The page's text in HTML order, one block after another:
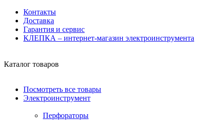
Контакты
Доставка
Гарантия и сервис
КЛЕПКА – интернет-магазин электроинструмента
Каталог товаров
Посмотреть все товары
Электроинструмент
Перфораторы